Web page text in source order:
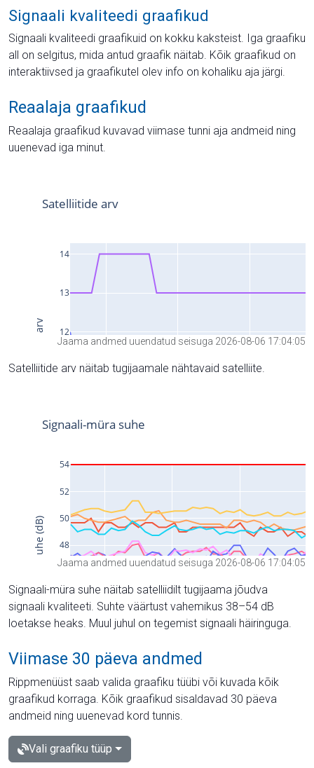
Signaali kvaliteedi graafikud
Signaali kvaliteedi graafikuid on kokku kaksteist. Iga graafiku
all on selgitus, mida antud graafik näitab. Kõik graafikud on
interaktiivsed ja graafikutel olev info on kohaliku aja järgi.
Reaalaja graafikud
Reaalaja graafikud kuvavad viimase tunni aja andmeid ning
uuenevad iga minut.
Jaama andmed uuendatud seisuga 2026-08-06 17:04:05
Satelliitide arv näitab tugijaamale nähtavaid satelliite.
Jaama andmed uuendatud seisuga 2026-08-06 17:04:05
Signaali-müra suhe näitab satelliidilt tugijaama jõudva
signaali kvaliteeti. Suhte väärtust vahemikus 38–54 dB
loetakse heaks. Muul juhul on tegemist signaali häiringuga.
Viimase 30 päeva andmed
Rippmenüüst saab valida graafiku tüübi või kuvada kõik
graafikud korraga. Kõik graafikud sisaldavad 30 päeva
andmeid ning uuenevad kord tunnis.
Vali graafiku tüüp